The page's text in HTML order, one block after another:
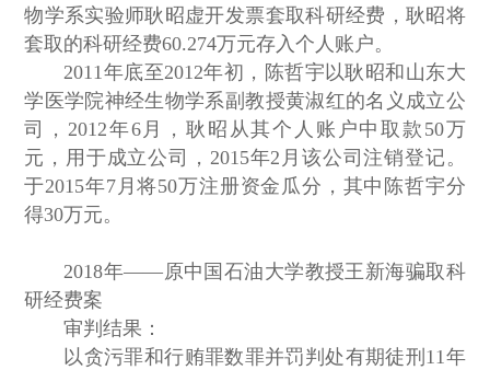
物学系实验师耿昭虚开发票套取科研经费，耿昭将
套取的科研经费60.274万元存入个人账户。
2011年底至2012年初，陈哲宇以耿昭和山东大
学医学院神经生物学系副教授黄淑红的名义成立公
司，2012年6月，耿昭从其个人账户中取款50万
元，用于成立公司，2015年2月该公司注销登记。
于2015年7月将50万注册资金瓜分，其中陈哲宇分
得30万元。
2018年——原中国石油大学教授王新海骗取科
研经费案
审判结果：
以贪污罪和行贿罪数罪并罚判处有期徒刑11年